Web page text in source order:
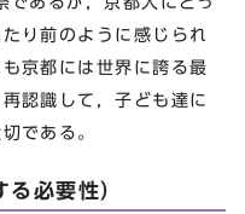
り前のように感じられ
京都には世界に誇る最
認識して，子ども達に
である。
必要性）